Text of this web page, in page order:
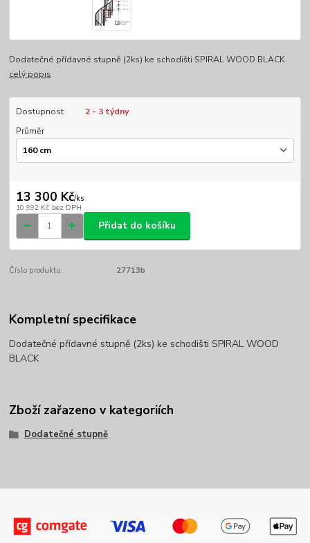
Dodatečné přídavné stupně (2ks) ke schodišti SPIRAL WOOD BLACK
celý popis
Dostupnost
2 - 3 týdny
Průměr
13 300 Kč/ks
10 992 Kč bez DPH
Přidat do košíku
Číslo produktu: 27713b
Kompletní specifikace
Dodatečné přídavné stupně (2ks) ke schodišti SPIRAL WOOD
BLACK
Zboží zařazeno v kategoriích
Dodatečné stupně